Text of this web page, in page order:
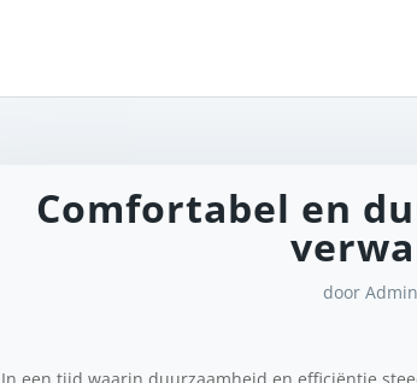
Comfortabel en
door Admin